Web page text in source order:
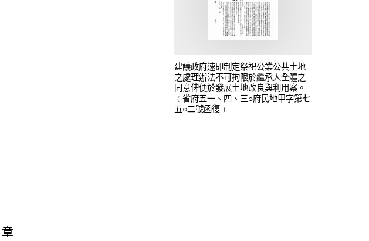
建議政府速即制定祭祀公業公共土地
之處理辦法不可拘限於繼承人全體之
同意俾便於發展土地改良與利用案。
﹙省府五一、四、三○府民地甲字第七
五○二號函復﹚